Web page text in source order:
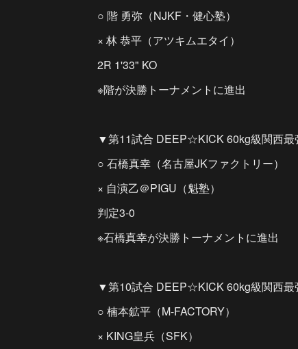
○ 階 勇弥（NJKF・健心塾）
× 林 恭平（アツキムエタイ）
2R 1'33" KO
※階が決勝トーナメントに進出
▼第11試合 DEEP☆KICK 60kg級関西最
○ 石橋真幸（名古屋JKファクトリー）
× 自演乙＠PIGU（魁塾）
判定3-0
※石橋真幸が決勝トーナメントに進出
▼第10試合 DEEP☆KICK 60kg級関西最
○ 楠本鉱平（M-FACTORY）
× KING皇兵（SFK）